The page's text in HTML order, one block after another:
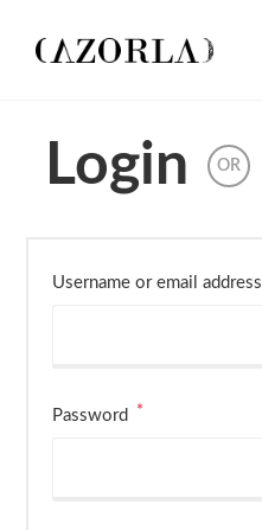
Login OR
Username or email address
Password *